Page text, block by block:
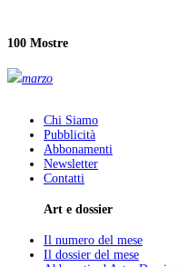
100 Mostre
marzo
Chi Siamo
Pubblicità
Abbonamenti
Newsletter
Contatti
Art e dossier
Il numero del mese
Il dossier del mese